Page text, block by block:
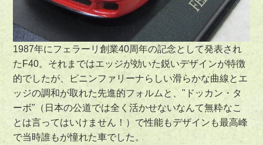
1987年にフェラーリ創業40周年の記念として発表され
たF40。それまではエッジが効いた鋭いデザインが特徴
的でしたが、ピニンファリーナらしい滑らかな曲線とエ
ッジの調和が取れた先進的フォルムと、"ドッカン・タ
ーボ"（日本の公道では全く活かせないなんて無粋なこ
とは言ってはいけません！）で性能もデザインも最高峰
で当時誰もが憧れた車でした。